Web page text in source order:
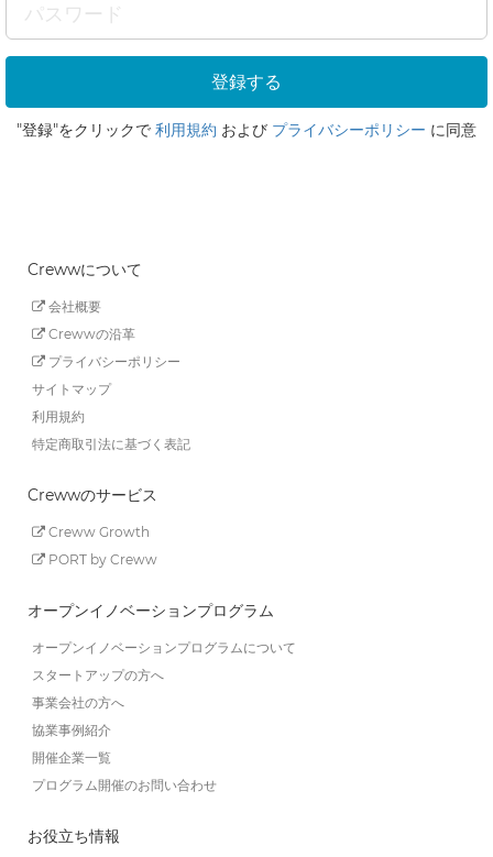
"登録"をクリックで 利用規約 および プライバシーポリシー に同意
Crewwについて
会社概要
Crewwの沿革
プライバシーポリシー
サイトマップ
利用規約
特定商取引法に基づく表記
Crewwのサービス
Creww Growth
PORT by Creww
オープンイノベーションプログラム
オープンイノベーションプログラムについて
スタートアップの方へ
事業会社の方へ
協業事例紹介
開催企業一覧
プログラム開催のお問い合わせ
お役立ち情報